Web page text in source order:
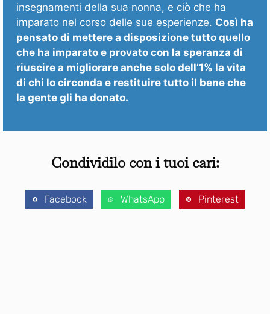
insegnamenti della sua nonna, e ciò che ha
imparato nel corso delle sue esperienze. Così ha
pensato di mettere a disposizione tutto quello
che ha imparato e provato con la speranza di
riuscire a migliorare anche solo dell’1% la vita
di chi lo circonda e restituire tutto il bene che
la gente gli ha donato.
Condividilo con i tuoi cari:
Facebook WhatsApp Pinterest